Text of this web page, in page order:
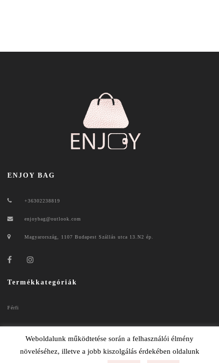
ENJOY BAG
+36302238819
enjoybag@outlook.com
Magyarország, 1107 Budapest Szállás utca 13.N2 ép.
Termékkategóriák
Férfi
Weboldalunk működtetése során a felhasználói élmény
növeléséhez, illetve a jobb kiszolgálás érdekében oldalunk